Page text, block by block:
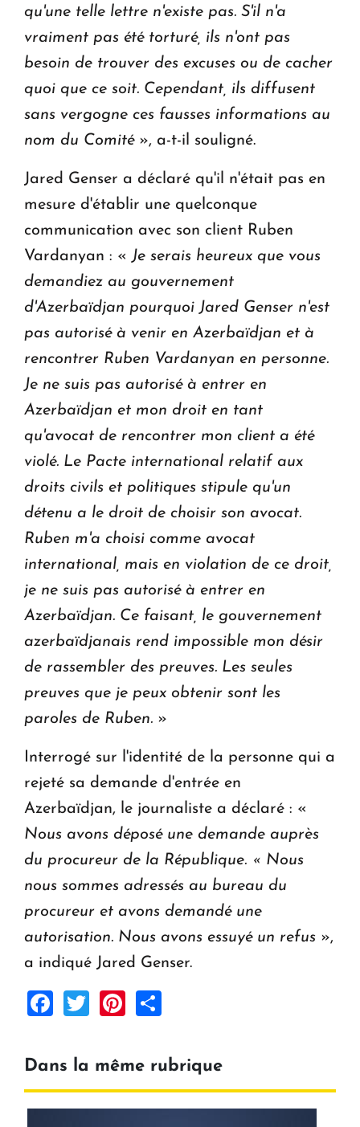
qu'une telle lettre n'existe pas. S'il n'a
vraiment pas été torturé, ils n'ont pas
besoin de trouver des excuses ou de cacher
quoi que ce soit. Cependant, ils diffusent
sans vergogne ces fausses informations au
nom du Comité», a-t-il souligné.
Jared Genser a déclaré qu'il n'était pas en
mesure d'établir une quelconque
communication avec son client Ruben
Vardanyan : « Je serais heureux que vous
demandiez au gouvernement
d'Azerbaïdjan pourquoi Jared Genser n'est
pas autorisé à venir en Azerbaïdjan et à
rencontrer Ruben Vardanyan en personne.
Je ne suis pas autorisé à entrer en
Azerbaïdjan et mon droit en tant
qu'avocat de rencontrer mon client a été
violé. Le Pacte international relatif aux
droits civils et politiques stipule qu'un
détenu a le droit de choisir son avocat.
Ruben m'a choisi comme avocat
international, mais en violation de ce droit,
je ne suis pas autorisé à entrer en
Azerbaïdjan. Ce faisant, le gouvernement
azerbaïdjanais rend impossible mon désir
de rassembler des preuves. Les seules
preuves que je peux obtenir sont les
paroles de Ruben. »
Interrogé sur l'identité de la personne qui a
rejeté sa demande d'entrée en
Azerbaïdjan, le journaliste a déclaré : «
Nous avons déposé une demande auprès
du procureur de la République. « Nous
nous sommes adressés au bureau du
procureur et avons demandé une
autorisation. Nous avons essuyé un refus »,
a indiqué Jared Genser.
Facebook
TwitterPinterest
Dans la même rubrique